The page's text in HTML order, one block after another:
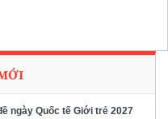
ngày Quốc tế Giới trẻ 2027